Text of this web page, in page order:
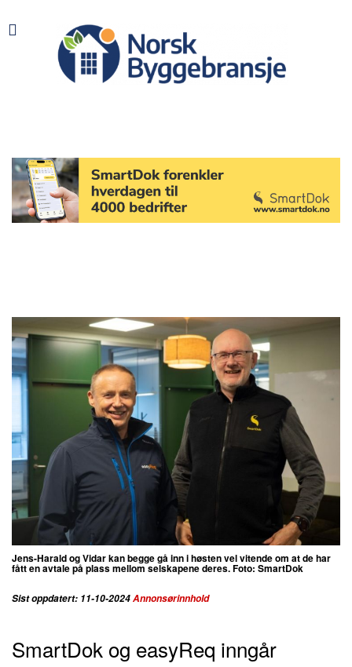
Jens-Harald og Vidar kan begge gå inn i høsten vel vitende om at de har
fått en avtale på plass mellom selskapene deres. Foto: SmartDok
Sist oppdatert: 11-10-2024Annonsørinnhold
SmartDok og easyReq inngår